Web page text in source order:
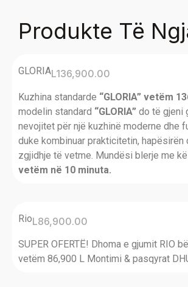
Produkte Të
GLORIAL136,900.00
Kuzhina standarde “GLORIA” vetëm
modelin standard “GLORIA” do të gjeni
nevojitet për një kuzhinë moderne dhe
duke kombinuar prakticitetin, hapësirën
zgjidhje të vetme. Mundësi blerje me
vetëm në 10 minuta.
RioL86,900.00
SUPER OFERTË! Dhoma e gjumit RIO
vetëm 86,900 L Montimi & pasqyrat